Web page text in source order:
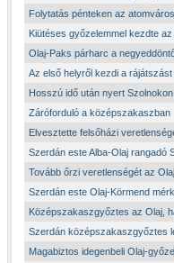
Folytatás pénteken az
Kiütéses győzelemmel kezdte
Olaj-Paks párharc a
Az első helyről kezdi a
Hosszú idő után nyert
Záróforduló a középszakaszban
Elvesztette felsőházi
Szerdán este Alba-Olaj rangadó
Tovább őrzi veretlenségét az
Szerdán este Olaj-Körmend
Középszakaszgyőztes az Olaj,
Szerdán középszakaszgyőztes
Magabiztos idegenbeli Olaj-